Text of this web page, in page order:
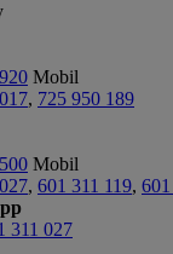
Mobil
, 725 950 189
Mobil
, 601 311 119,
311 027